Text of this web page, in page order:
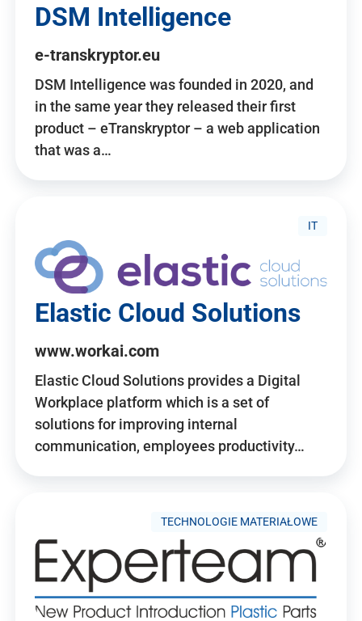
DSM Intelligence
e-transkryptor.eu
DSM Intelligence was founded in 2020, and
in the same year they released their first
product – eTranskryptor – a web application
that was a…
IT
Elastic Cloud Solutions
www.workai.com
Elastic Cloud Solutions provides a Digital
Workplace platform which is a set of
solutions for improving internal
communication, employees productivity…
TECHNOLOGIE MATERIAŁOWE